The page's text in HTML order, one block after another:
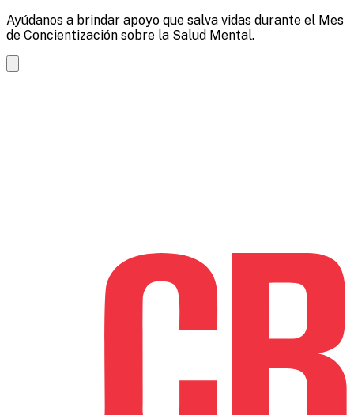
Ayúdanos a brindar apoyo que salva vidas durante el Mes
de Concientización sobre la Salud Mental.
Ansiedad
Electoral